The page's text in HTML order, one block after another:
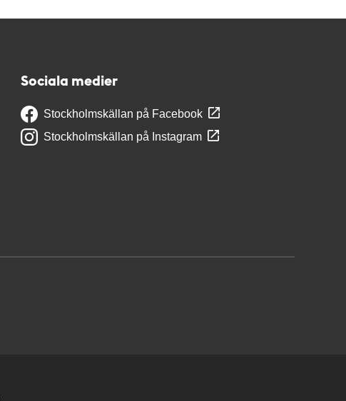
Sociala medier
Stockholmskällan på Facebook
Stockholmskällan på Instagram